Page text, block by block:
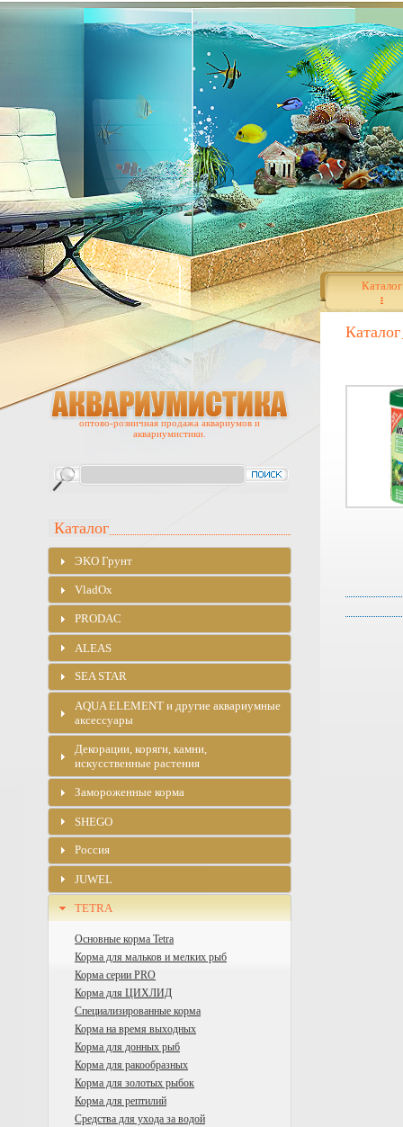
Каталог
Каталог
оптово-розничная продажа аквариумов и
аквариумистики.
Каталог
ЭKO Грунт
VladOx
PRODAC
ALEAS
SEA STAR
AQUA ELEMENT и другие аквариумные
аксессуары
Декорации, коряги, камни,
искусственные растения
Замороженные корма
SHEGO
Россия
JUWEL
TETRA
Основные корма Tetra
Корма для мальков и мелких рыб
Корма серии PRO
Корма для ЦИХЛИД
Специализированные корма
Корма на время выходных
Корма для донных рыб
Корма для ракообразных
Корма для золотых рыбок
Корма для рептилий
Средства для ухода за водой